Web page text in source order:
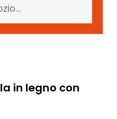
in legno con